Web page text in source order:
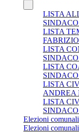
LISTA
LISTA
LISTA
LISTA
LISTA
ANDREA
LISTA
Elezioni
Elezioni